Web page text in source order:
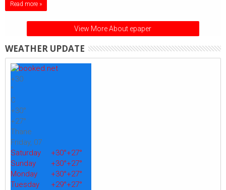
Read more »
View More About epaper
WEATHER UPDATE
+30
°
C
+30°
+27°
Thane
Friday, 07
Saturday
+30°+27°
Sunday
+30°+27°
Monday
+30°+27°
Tuesday
+29°+27°